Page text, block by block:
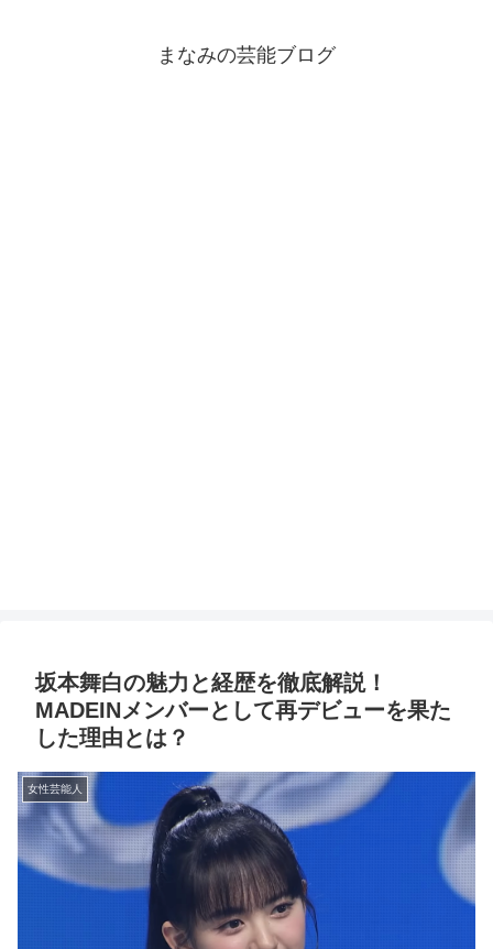
まなみの芸能ブログ
坂本舞白の魅力と経歴を徹底解説！
MADEINメンバーとして再デビューを果た
した理由とは？
女性芸能人